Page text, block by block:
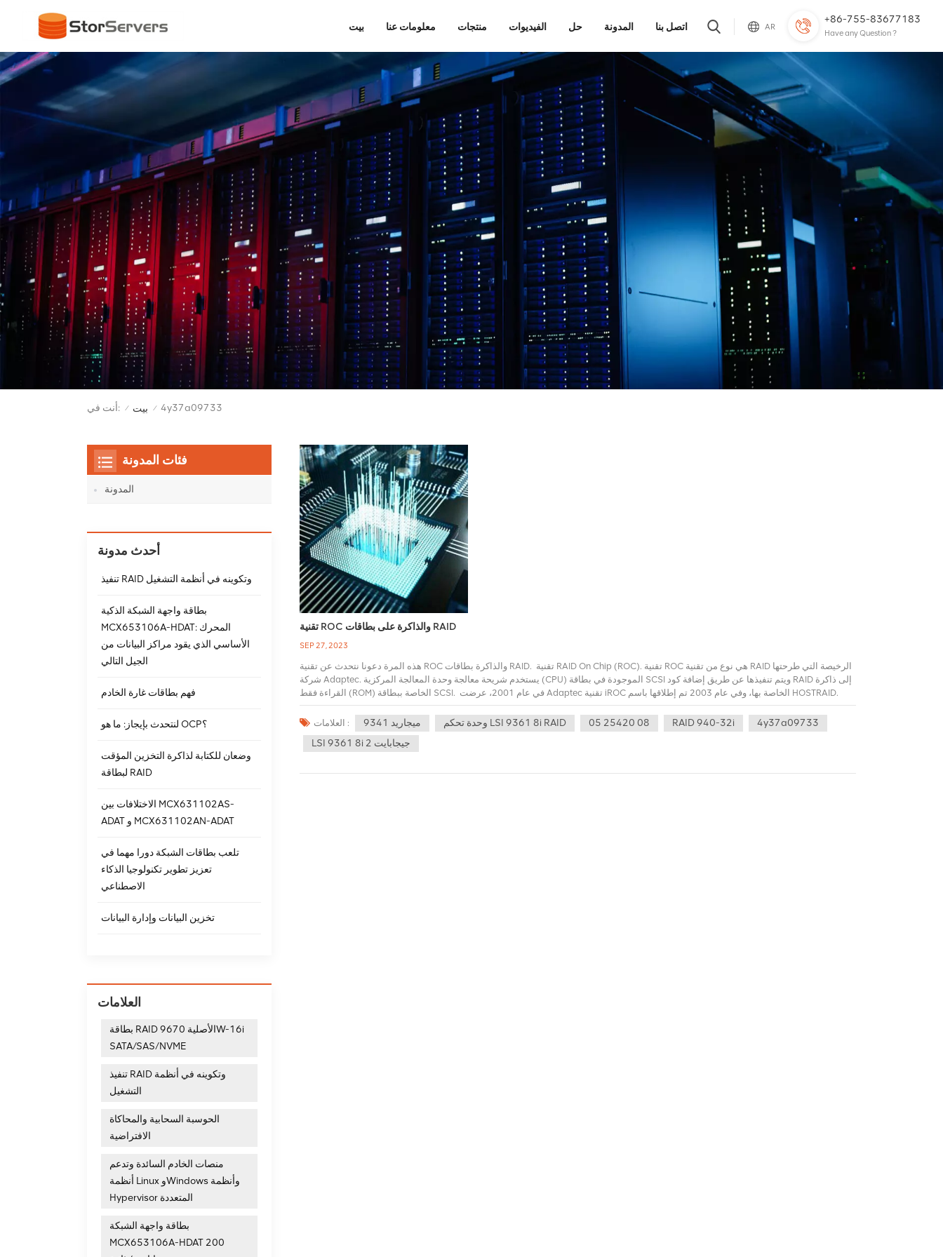
+86-755-83677183
Have any Question ?
AR بيت معلومات عنا منتجات الفيديوات حل المدونة اتصل بنا
أنت في: / بيت / 4y37a09733
تقنية ROC والذاكرة على بطاقات RAID
SEP 27, 2023
هذه المرة دعونا نتحدث عن تقنية ROC والذاكرة بطاقات RAID. تقنية RAID On Chip (ROC). تقنية ROC هي نوع من تقنية RAID الرخيصة التي طرحتها
شركة Adaptec. يستخدم شريحة معالجة وحدة المعالجة المركزية (CPU) الموجودة في بطاقة SCSI ويتم تنفيذها عن طريق إضافة كود RAID إلى ذاكرة
القراءة فقط (ROM) الخاصة ببطاقة SCSI. في عام 2001، عرضت Adaptec تقنية iROC الخاصة بها، وفي عام 2003 تم إطلاقها باسم HOSTRAID.
iROc هو RAID on Chip، وهو في الأساس يستخدم معالج RISC داخل شريحة التحكم SCSI لإكمال بعض أنواع RAID البسيطة (RAID0، 1، 0+1). نظرًا لأن
RAID0 و1 و0+1 تحتاج إلى كمية صغيرة من العمليات الحسابية، فمن الممكن أيضًا تحقيقها باستخدام معالج RISC في وحدة تحكم SCSI. باستخدام رمز
المستوى المبتدئ والخوادم المثبتة على حامل مكون من وحدة واحدة، غالبًا ما يتم دمج شرائح التحكم SCSI في اللوحة الأم، لكن بطاقات RAID المستقلة
أكثر تعقيدًا. يضيف ظهور iROC خيارًا بسيطًا إلى نظام حماية البيانات لمنتجات الخوادم المنخفضة الجودة. العيب الرئيسي لـ iROC أو HOSTRAID هو
العلامات : ميجاريد 9341 وحدة تحكم LSI 9361 8i RAID 05 25420 08 RAID 940-32i
4y37a09733
LSI 9361 8i 2 جيجابايت
فئات المدونة
المدونة
أحدث مدونة
تنفيذ RAID وتكوينه في أنظمة التشغيل
بطاقة واجهة الشبكة الذكية
MCX653106A-HDAT: المحرك
الأساسي الذي يقود مراكز البيانات من
الجيل التالي
فهم بطاقات غارة الخادم
لنتحدث بإيجاز: ما هو OCP؟
وضعان للكتابة لذاكرة التخزين المؤقت
لبطاقة RAID
الاختلافات بين MCX631102AS-
ADAT و MCX631102AN-ADAT
تلعب بطاقات الشبكة دورا مهما في
تعزيز تطوير تكنولوجيا الذكاء
الاصطناعي
تخزين البيانات وإدارة البيانات
العلامات
بطاقة RAID الأصلية 9670W-16i
SATA/SAS/NVME
تنفيذ RAID وتكوينه في أنظمة
التشغيل
الحوسبة السحابية والمحاكاة
الافتراضية
منصات الخادم السائدة وتدعم
أنظمة Linux وWindows وأنظمة
Hypervisor المتعددة
بطاقة واجهة الشبكة
MCX653106A-HDAT 200